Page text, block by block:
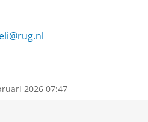
2026 07:47